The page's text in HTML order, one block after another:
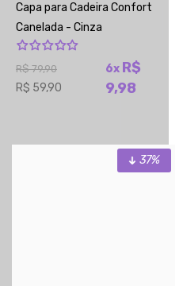
Capa para Cadeira Confort
Canelada - Cinza
R$ 79,90
R$ 59,90
6x R$
9,98
37%